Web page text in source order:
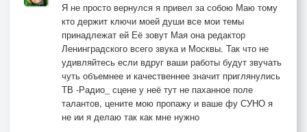
Я не просто вернулся я привел за собою Маю тому
кто держит ключи моей души все мои темы
принадлежат ей Её зовут Мая она редактор
Ленинградского всего звука и Москвы. Так что не
удивляйтесь если вдруг ваши работы будут звучать
чуть объемнее и качественнее значит приглянулись
ТВ -Радио_ сцене у неё тут не паханное поле
талантов, цените мою пропажу и ваше фу СУНО я
не ии я делаю так как мне нужно